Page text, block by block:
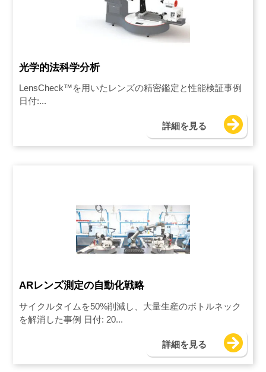
光学的法科学分析
LensCheck™を用いたレンズの精密鑑定と性能検証事例
日付:...
詳細を見る
ARレンズ測定の自動化戦略
サイクルタイムを50%削減し、大量生産のボトルネック
を解消した事例 日付: 20...
詳細を見る